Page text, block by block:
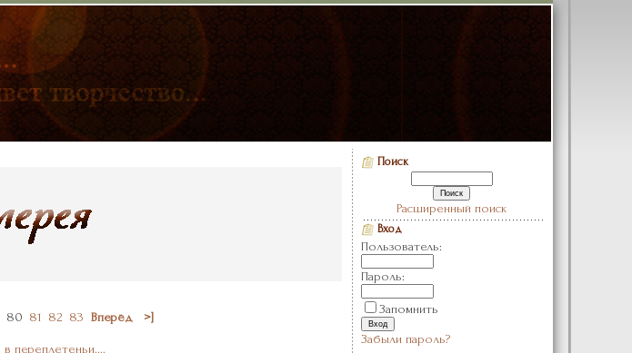
80 81 82 83 Вперёд >]
Поиск
Расширенный поиск
Вход
Пользователь:
Пароль:
Запомнить
Забыли пароль?